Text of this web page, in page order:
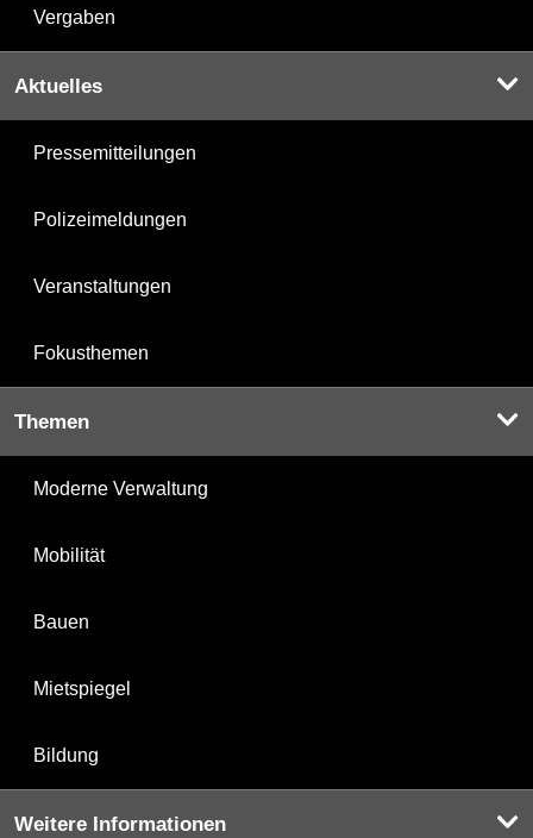
Vergaben
Aktuelles
Pressemitteilungen
Polizeimeldungen
Veranstaltungen
Fokusthemen
Themen
Moderne Verwaltung
Mobilität
Bauen
Mietspiegel
Bildung
Weitere Informationen